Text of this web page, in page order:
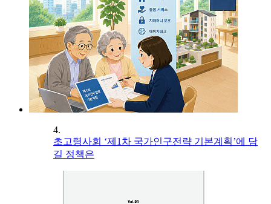
4.
초고령사회 ‘제1차 국가인구전략 기본계획’에 담
길 정책은